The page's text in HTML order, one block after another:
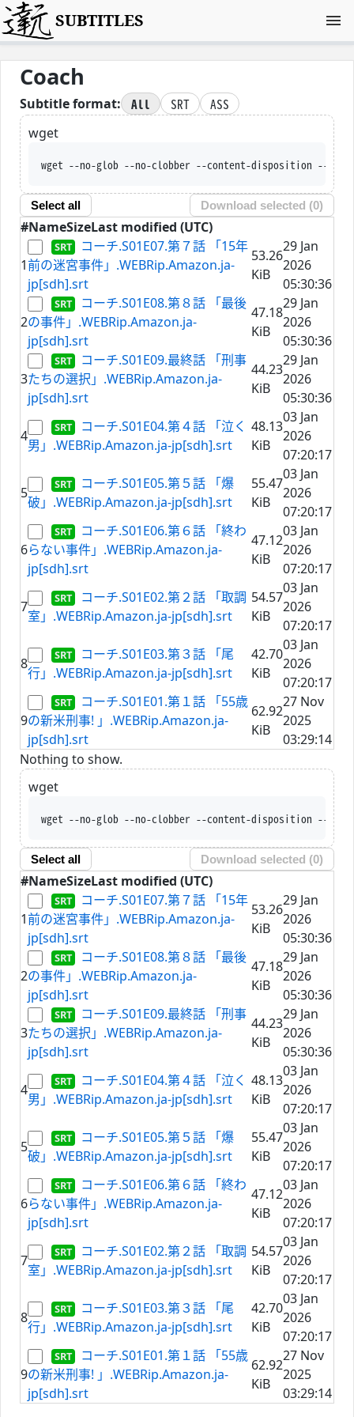
SUBTITLES
Coach
Subtitle format: All SRT
ASS
wget
wget --no-glob --no-clobber --content-disposition --trust-server-names
Select all Download selected (0)
#NameSizeLast modified (UTC)
1
コーチ.S01E07.第７話 「15年
前の迷宮事件」.WEBRip.Amazon.ja-
jp[sdh].srt
53.26
KiB
29 Jan
2026
05:30:36
2
コーチ.S01E08.第８話 「最後
の事件」.WEBRip.Amazon.ja-
jp[sdh].srt
47.18
KiB
29 Jan
2026
05:30:36
3
コーチ.S01E09.最終話 「刑事
たちの選択」.WEBRip.Amazon.ja-
jp[sdh].srt
44.23
KiB
29 Jan
2026
05:30:36
4
コーチ.S01E04.第４話 「泣く
男」.WEBRip.Amazon.ja-jp[sdh].srt
48.13
KiB
03 Jan
2026
07:20:17
5
コーチ.S01E05.第５話 「爆
破」.WEBRip.Amazon.ja-jp[sdh].srt
55.47
KiB
03 Jan
2026
07:20:17
6
コーチ.S01E06.第６話 「終わ
らない事件」.WEBRip.Amazon.ja-
jp[sdh].srt
47.12
KiB
03 Jan
2026
07:20:17
7
コーチ.S01E02.第２話 「取調
室」.WEBRip.Amazon.ja-jp[sdh].srt
54.57
KiB
03 Jan
2026
07:20:17
8
コーチ.S01E03.第３話 「尾
行」.WEBRip.Amazon.ja-jp[sdh].srt
42.70
KiB
03 Jan
2026
07:20:17
9
コーチ.S01E01.第１話 「55歳
の新米刑事! 」.WEBRip.Amazon.ja-
jp[sdh].srt
62.92
KiB
27 Nov
2025
03:29:14
Nothing to show.
wget
wget --no-glob --no-clobber --content-disposition --trust-server-names
Select all Download selected (0)
#NameSizeLast modified (UTC)
1
コーチ.S01E07.第７話 「15年
前の迷宮事件」.WEBRip.Amazon.ja-
jp[sdh].srt
53.26
KiB
29 Jan
2026
05:30:36
2
コーチ.S01E08.第８話 「最後
の事件」.WEBRip.Amazon.ja-
jp[sdh].srt
47.18
KiB
29 Jan
2026
05:30:36
3
コーチ.S01E09.最終話 「刑事
たちの選択」.WEBRip.Amazon.ja-
jp[sdh].srt
44.23
KiB
29 Jan
2026
05:30:36
4
コーチ.S01E04.第４話 「泣く
男」.WEBRip.Amazon.ja-jp[sdh].srt
48.13
KiB
03 Jan
2026
07:20:17
5
コーチ.S01E05.第５話 「爆
破」.WEBRip.Amazon.ja-jp[sdh].srt
55.47
KiB
03 Jan
2026
07:20:17
6
コーチ.S01E06.第６話 「終わ
らない事件」.WEBRip.Amazon.ja-
jp[sdh].srt
47.12
KiB
03 Jan
2026
07:20:17
7
コーチ.S01E02.第２話 「取調
室」.WEBRip.Amazon.ja-jp[sdh].srt
54.57
KiB
03 Jan
2026
07:20:17
8
コーチ.S01E03.第３話 「尾
行」.WEBRip.Amazon.ja-jp[sdh].srt
42.70
KiB
03 Jan
2026
07:20:17
9
コーチ.S01E01.第１話 「55歳
の新米刑事! 」.WEBRip.Amazon.ja-
jp[sdh].srt
62.92
KiB
27 Nov
2025
03:29:14